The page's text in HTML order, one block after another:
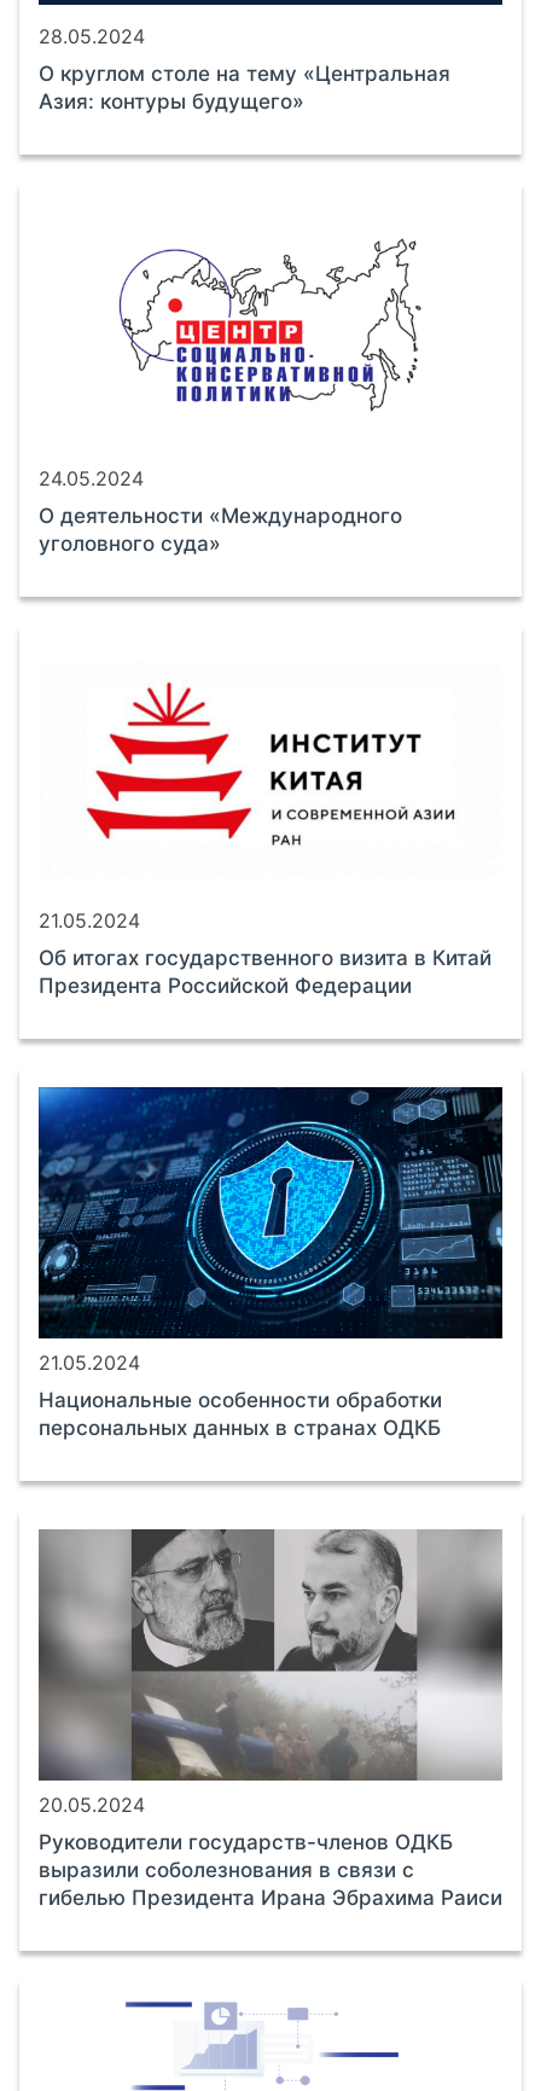
28.05.2024
О круглом столе на тему «Центральная
Азия: контуры будущего»
24.05.2024
О деятельности «Международного
уголовного суда»
21.05.2024
Об итогах государственного визита в Китай
Президента Российской Федерации
21.05.2024
Национальные особенности обработки
персональных данных в странах ОДКБ
20.05.2024
Руководители государств-членов ОДКБ
выразили соболезнования в связи с
гибелью Президента Ирана Эбрахима Раиси